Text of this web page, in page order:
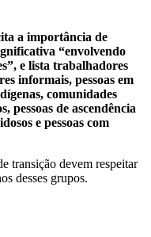
a importância de
“envolvendo
e lista trabalhadores
informais, pessoas em
comunidades
pessoas de ascendência
e pessoas com
transição devem respeitar
desses grupos.